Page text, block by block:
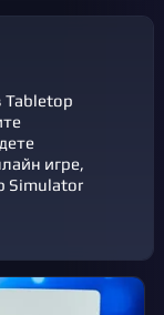
Tabletop
игре,
Simulator